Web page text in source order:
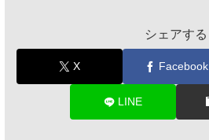
シェアする
X Facebook
LINE